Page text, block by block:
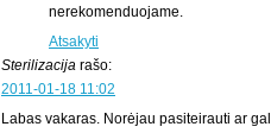
nerekomenduojame.
Atsakyti
Sterilizacija rašo:
2011-01-18 11:02
Labas vakaras. Norėjau pasiteirauti ar